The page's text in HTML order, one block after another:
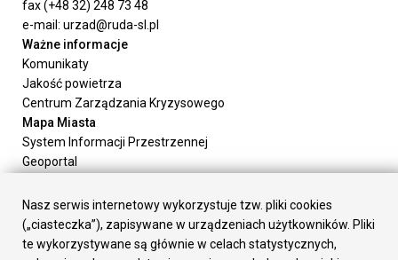
fax (+48 32) 248 73 48
e-mail: urzad@ruda-sl.pl
Ważne informacje
Komunikaty
Jakość powietrza
Centrum Zarządzania Kryzysowego
Mapa Miasta
System Informacji Przestrzennej
Geoportal
Załatw sprawę
Prezydent Miasta
Rada Miasta
Nasz serwis internetowy wykorzystuje tzw. pliki cookies
(„ciasteczka”), zapisywane w urządzeniach użytkowników. Pliki
te wykorzystywane są głównie w celach statystycznych,